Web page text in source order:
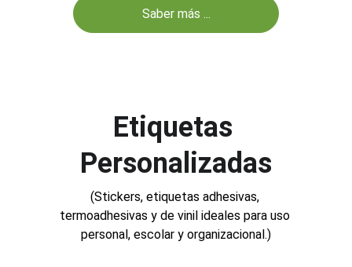
Saber más ...
Etiquetas
Personalizadas
(Stickers, etiquetas adhesivas,
termoadhesivas y de vinil ideales para uso
personal, escolar y organizacional.)